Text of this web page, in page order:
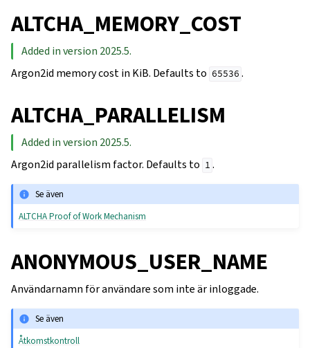
ALTCHA_MEMORY_COST
Added in version 2025.5.
Argon2id memory cost in KiB. Defaults to 65536 .
ALTCHA_PARALLELISM
Added in version 2025.5.
Argon2id parallelism factor. Defaults to 1 .
Se även
ALTCHA Proof of Work Mechanism
ANONYMOUS_USER_NAME
Användarnamn för användare som inte är inloggade.
Se även
Åtkomstkontroll